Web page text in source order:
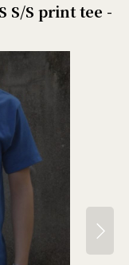
S/S print tee -